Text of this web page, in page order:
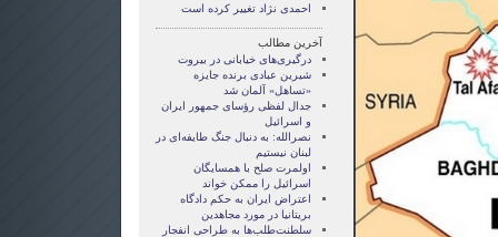
احمدی نژاد تغییر کرده است
آخرین مطالب
درگیری‌های خیابانی در بیروت
شیرین عبادی برنده جایزه
«تساهل» آلمان شد
جدال لفظی رؤسای جمهور ایران
و اسرائیل
نصرالله: به دنبال جنگ طایفه‌ای در
لبنان نیستیم
اولمرت صلح با همسایگان
اسرائیل را ممکن خواند
اعتراض ایران به حکم دادگاه
بریتانیا در مورد مجاهدین
سلطنت‌طلب‌ها به طراحی انفجار